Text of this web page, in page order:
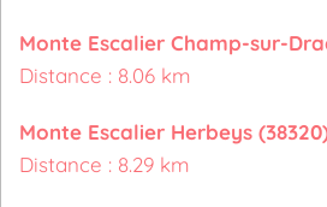
Monte Escalier Champ-sur-
Distance : 8.06 km
Monte Escalier Herbeys
Distance : 8.29 km